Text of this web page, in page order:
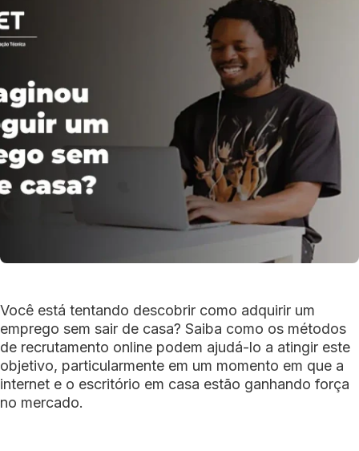
Você está tentando descobrir como adquirir um
emprego sem sair de casa? Saiba como os métodos
de recrutamento online podem ajudá-lo a atingir este
objetivo, particularmente em um momento em que a
internet e o escritório em casa estão ganhando força
no mercado.